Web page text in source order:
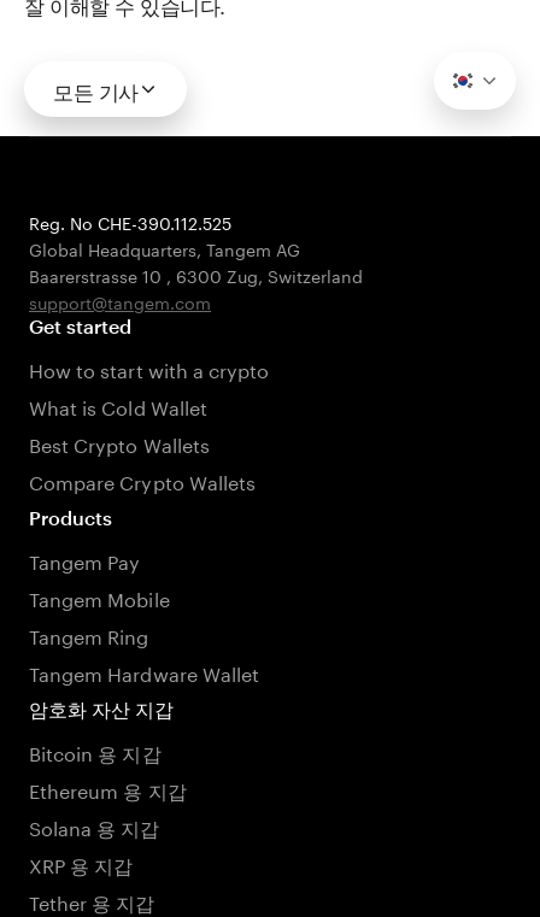
모든 기사
Reg. No CHE-390.112.525
Global Headquarters, Tangem AG
Baarerstrasse 10 , 6300 Zug, Switzerland
support@tangem.com
Get started
How to start with a crypto
What is Cold Wallet
Best Crypto Wallets
Compare Crypto Wallets
Products
Tangem Pay
Tangem Mobile
Tangem Ring
Tangem Hardware Wallet
암호화 자산 지갑
Bitcoin 용 지갑
Ethereum 용 지갑
Solana 용 지갑
XRP 용 지갑
Tether 용 지갑